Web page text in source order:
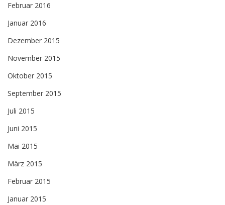
Februar 2016
Januar 2016
Dezember 2015
November 2015
Oktober 2015
September 2015
Juli 2015
Juni 2015
Mai 2015
März 2015
Februar 2015
Januar 2015